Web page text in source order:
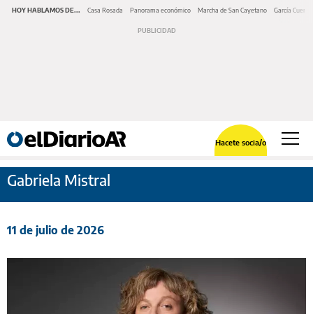
HOY HABLAMOS DE... Casa Rosada Panorama económico Marcha de San Cayetano García Cuerva
Hacete socia/o
Gabriela Mistral
11 de julio de 2026